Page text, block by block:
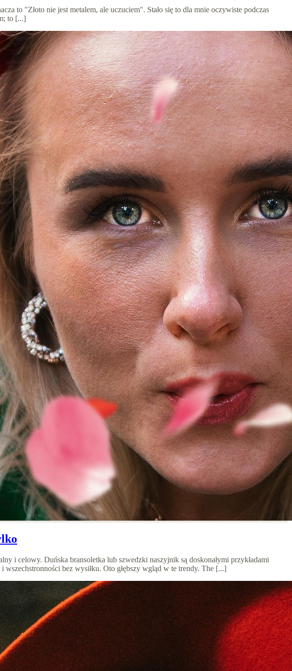
to "Złoto nie jest metalem, ale uczuciem". Stało się to dla mnie oczywiste podczas
to [...]
i celowy. Duńska bransoletka lub szwedzki naszyjnik są doskonałymi przykładami
bez wysiłku. Oto głębszy wgląd w te trendy. The [...]